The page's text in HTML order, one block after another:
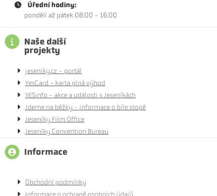
Úřední hodiny:
pondělí až pátek 08:00 - 16:00
Naše další
projekty
jeseniky.cz - portál
YesCard - karta plná výhod
YESinfo - akce a události v Jeseníkách
Jdeme na běžky - informace o bíle stopě
Jeseníky Film Office
Jeseníky Convention Bureau
Informace
Obchodní podmínky
Informace o ochraně osobních údajů